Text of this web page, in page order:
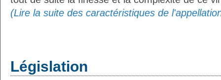
(Lire la suite des caractéristiques de
Législation